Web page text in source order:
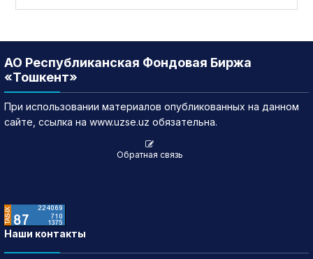
АО Республиканская Фондовая Биржа
«Тошкент»
При использовании материалов опубликованных на данном
сайте, ссылка на www.uzse.uz обязательна.
Обратная связь
Наши контакты